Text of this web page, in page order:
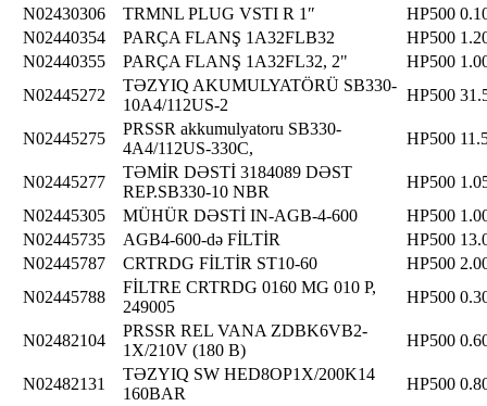
N02430306 TRMNL PLUG VSTI R 1″ HP500
N02440354
PARÇA FLANŞ 1A32FLB32 HP500
N02440355
PARÇA FLANŞ 1A32FL32, 2" HP500
N02445272
TƏZYIQ AKUMULYATÖRÜ SB330-
10A4/112US-2
HP500
N02445275
PRSSR akkumulyatoru SB330-
4A4/112US-330C,
HP500
N02445277
TƏMİR DƏSTİ 3184089 DƏST
REP.SB330-10 NBR
HP500
N02445305
MÜHÜR DƏSTİ IN-AGB-4-600 HP500
N02445735
AGB4-600-də FİLTİR HP500
N02445787
CRTRDG FİLTİR ST10-60 HP500
N02445788
FİLTRE CRTRDG 0160 MG 010 P,
249005
HP500
N02482104
PRSSR REL VANA ZDBK6VB2-
1X/210V (180 B)
HP500
N02482131
TƏZYIQ SW HED8OP1X/200K14
160BAR
HP500